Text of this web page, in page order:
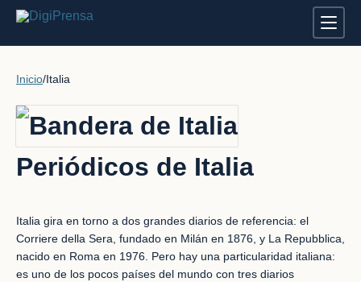
Inicio/Italia
Periódicos de Italia
Italia gira en torno a dos grandes diarios de referencia: el
Corriere della Sera, fundado en Milán en 1876, y La Repubblica,
nacido en Roma en 1976. Pero hay una particularidad italiana:
es uno de los pocos países del mundo con tres diarios